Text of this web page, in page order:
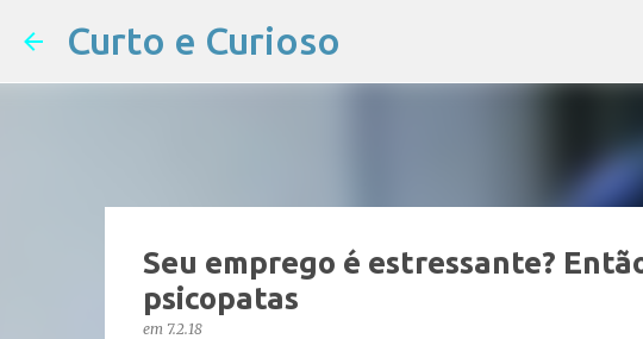
Curto e Curioso
Seu emprego é estressante?
psicopatas
em 7.2.18